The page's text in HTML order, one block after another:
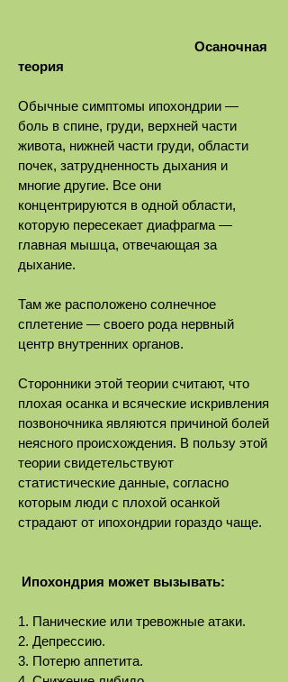
Осаночная
теория
Обычные симптомы ипохондрии —
боль в спине, груди, верхней части
живота, нижней части груди, области
почек, затрудненность дыхания и
многие другие. Все они
концентрируются в одной области,
которую пересекает диафрагма —
главная мышца, отвечающая за
дыхание.
Там же расположено солнечное
сплетение — своего рода нервный
центр внутренних органов.
Сторонники этой теории считают, что
плохая осанка и всяческие искривления
позвоночника являются причиной болей
неясного происхождения. В пользу этой
теории свидетельствуют
статистические данные, согласно
которым люди с плохой осанкой
страдают от ипохондрии гораздо чаще.
Ипохондрия может вызывать:
1. Панические или тревожные атаки.
2. Депрессию.
3. Потерю аппетита.